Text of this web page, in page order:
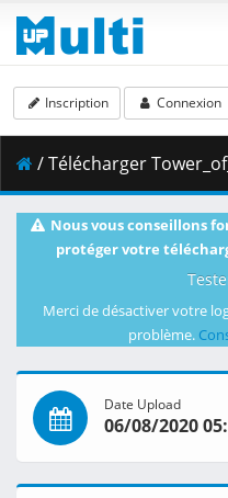
Inscription Connexion
/ Télécharger Tower_of_God_-_S01E07_-
Nous vous conseillons
protéger votre
Merci de désactiver votre
problème.
Date Upload
06/08/2020